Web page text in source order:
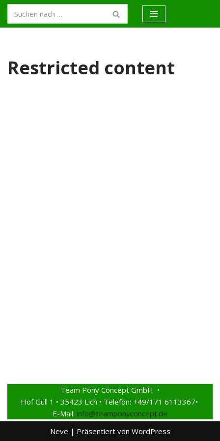
Zum
Restricted content
Team Pony Concept GmbH •
Hof Güll 1 • 35423 Lich • Telefon: +49/171 6113367•
E-Mail: info@teamponyconcept.de
Neve | Präsentiert von WordPress